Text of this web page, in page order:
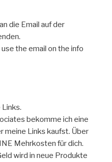
die Email auf der
the email on the info
bekomme ich eine
meine Links kaufst. Über
Mehrkosten für dich.
wird in neue Produkte